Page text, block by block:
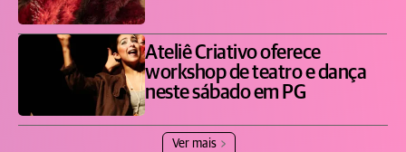
Ateliê Criativo oferece
workshop de teatro e dança
neste sábado em PG
Ver mais